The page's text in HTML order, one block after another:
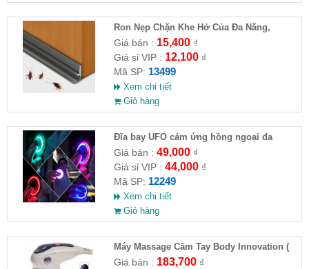
Ron Nẹp Chặn Khe Hở Của Đa Năng,
Chống Côn Trùng( HĐ )
Giá bán : 15,400₫
Giá sỉ VIP : 12,100₫
Mã SP: 13499
Xem chi tiết
Giỏ hàng
Đĩa bay UFO cảm ứng hồng ngoại đa
chiều tự động bay về
Giá bán : 49,000₫
Giá sỉ VIP : 44,000₫
Mã SP: 12249
Xem chi tiết
Giỏ hàng
Máy Massage Cầm Tay Body Innovation (
HĐ )
Giá bán : 183,700₫